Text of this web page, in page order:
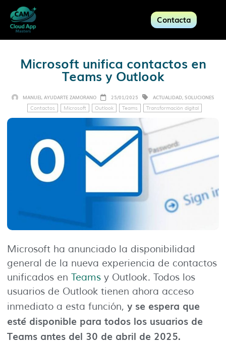
Contacta
Microsoft unifica contactos en
Teams y Outlook
MANUEL AYUDARTE ZAMORANO 25/01/2025 ACTUALIDAD, SOLUCIONES
Contactos Microsoft Outlook Teams Transformación digital
Microsoft ha anunciado la disponibilidad
general de la nueva experiencia de contactos
unificados en Teams y Outlook. Todos los
usuarios de Outlook tienen ahora acceso
inmediato a esta función, y se espera que
esté disponible para todos los usuarios de
Teams antes del 30 de abril de 2025.